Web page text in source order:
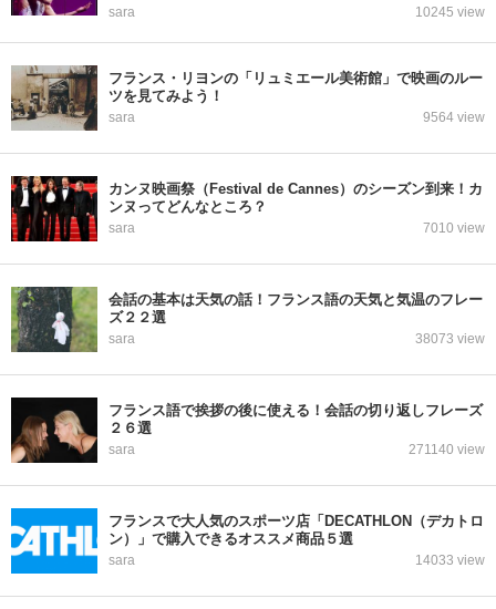
sara 10245 view
フランス・リヨンの「リュミエール美術館」で映画のルー
ツを見てみよう！
sara 9564 view
カンヌ映画祭（Festival de Cannes）のシーズン到来！カ
ンヌってどんなところ？
sara 7010 view
会話の基本は天気の話！フランス語の天気と気温のフレー
ズ２２選
sara 38073 view
フランス語で挨拶の後に使える！会話の切り返しフレーズ
２６選
sara 271140 view
フランスで大人気のスポーツ店「DECATHLON（デカトロ
ン）」で購入できるオススメ商品５選
sara 14033 view